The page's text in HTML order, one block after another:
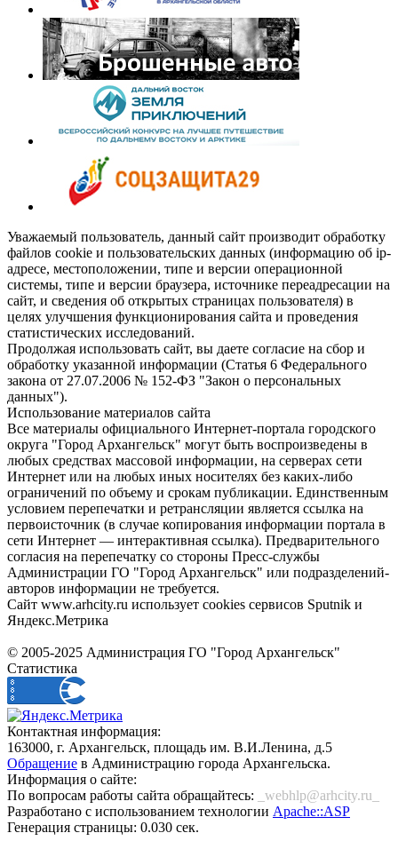
Уважаемый пользователь, данный сайт производит обработку
файлов cookie и пользовательских данных (информацию об ip-
адресе, местоположении, типе и версии операционной
системы, типе и версии браузера, источнике переадресации на
сайт, и сведения об открытых страницах пользователя) в
целях улучшения функционирования сайта и проведения
статистических исследований.
Продолжая использовать сайт, вы даете согласие на сбор и
обработку указанной информации (Статья 6 Федерального
закона от 27.07.2006 № 152-ФЗ "Закон о персональных
данных").
Использование материалов сайта
Все материалы официального Интернет-портала городского
округа "Город Архангельск" могут быть воспроизведены в
любых средствах массовой информации, на серверах сети
Интернет или на любых иных носителях без каких-либо
ограничений по объему и срокам публикации. Единственным
условием перепечатки и ретрансляции является ссылка на
первоисточник (в случае копирования информации портала в
сети Интернет — интерактивная ссылка). Предварительного
согласия на перепечатку со стороны Пресс-службы
Администрации ГО "Город Архангельск" или подразделений-
авторов информации не требуется.
Сайт www.arhcity.ru использует cookies сервисов Sputnik и
Яндекс.Метрика
© 2005-2025 Администрация ГО "Город Архангельск"
Статистика
Контактная информация:
163000, г. Архангельск, площадь им. В.И.Ленина, д.5
Обращение в Администрацию города Архангельска.
Информация о сайте:
По вопросам работы сайта обращайтесь:
_webhlp@arhcity.ru_
Разработано с использованием технологии Apache::ASP
Генерация страницы: 0.030 сек.